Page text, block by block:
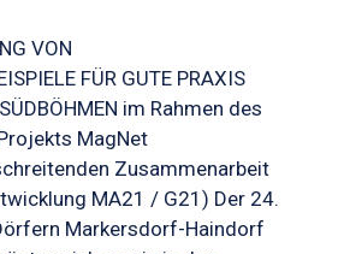
VON
FÜR GUTE PRAXIS
im Rahmen des
MagNet
Zusammenarbeit
MA21 / G21) Der 24.
Markersdorf-Haindorf